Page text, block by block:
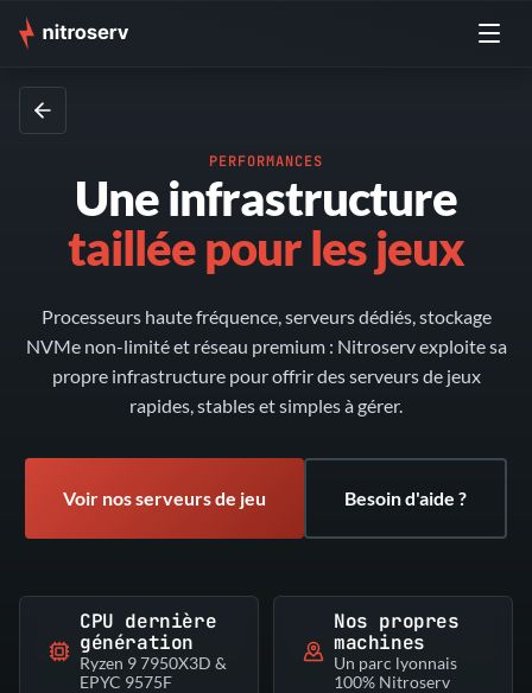
PERFORMANCES
Une infrastructure
taillée pour les jeux
Processeurs haute fréquence, serveurs dédiés, stockage
NVMe non-limité et réseau premium : Nitroserv exploite sa
propre infrastructure pour offrir des serveurs de jeux
rapides, stables et simples à gérer.
Voir nos serveurs de jeu Besoin d'aide ?
CPU dernière
génération
Ryzen 9 7950X3D &
EPYC 9575F
Nos propres
machines
Un parc lyonnais
100% Nitroserv